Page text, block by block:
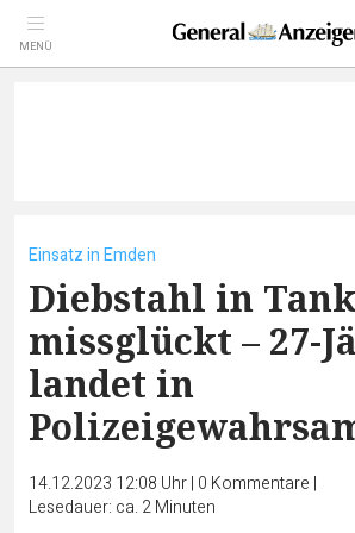
MENÜ
Einsatz in Emden
Diebstahl in
missglückt – 27-
landet in
14.12.2023 12:08 Uhr| 0 Kommentare |
Lesedauer: ca. 2 Minuten